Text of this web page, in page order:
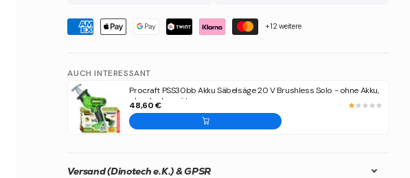
+12 weitere
AUCH INTERESSANT
Procraft PSS30bb Akku Säbelsäge 20 V Brushless Solo - ohne Akku,
ohne Ladegerät
48,60 €
Versand (Dinotech e.K.) & GPSR